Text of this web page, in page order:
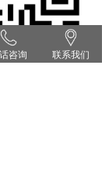
咨询 联系我们